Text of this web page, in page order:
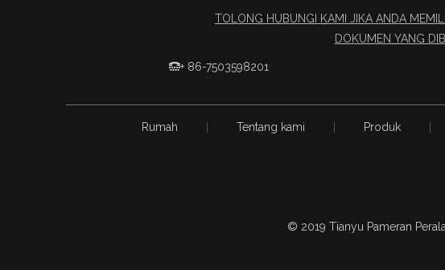
TOLONG HUBUNGI KAMI JIKA ANDA
DOKUMEN YANG
+ 86-7503598201
Rumah Tentang kami Produk
© 2019 Tianyu Pameran